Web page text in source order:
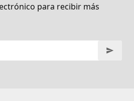
para recibir más